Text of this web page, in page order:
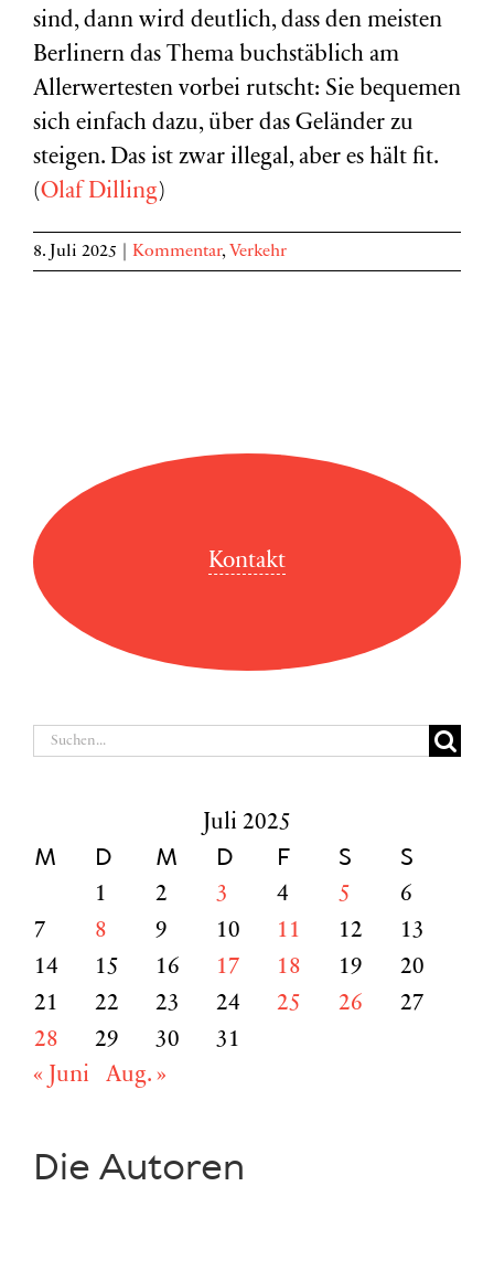
sind, dann wird deutlich, dass den meisten
Berlinern das Thema buchstäblich am
Allerwertesten vorbei rutscht: Sie bequemen
sich einfach dazu, über das Geländer zu
steigen. Das ist zwar illegal, aber es hält fit.
(Olaf Dilling)
8. Juli 2025 Kommentar, Verkehr
Kontakt
Suche
Juli 2025
M D M D F S S
1 2 3 4 5
6
7
8 9 10 11 12
13
14
15 16 17 18 19
20
21
22 23 24 25 26
27
28
29 30
31
« Juni
Aug. »
Die Autoren